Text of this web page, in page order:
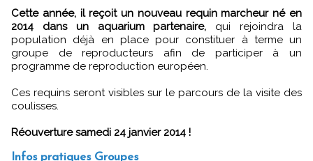
Cette année, il reçoit un nouveau requin marcheur né en
2014 dans un aquarium partenaire, qui rejoindra la
population déjà en place pour constituer à terme un
groupe de reproducteurs afin de participer à un
programme de reproduction européen.
Ces requins seront visibles sur le parcours de la visite des
coulisses.
Réouverture samedi 24 janvier 2014 !
Infos pratiques Groupes